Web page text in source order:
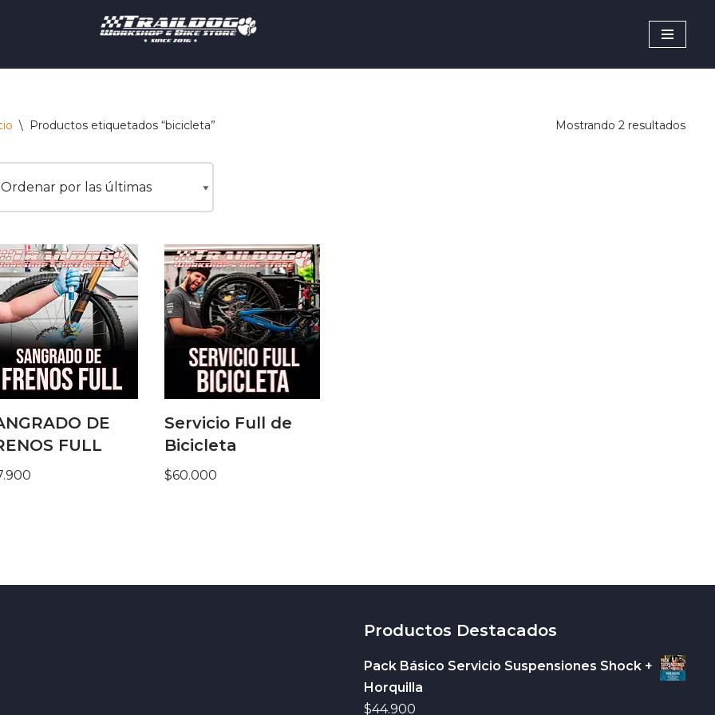
\ Productos etiquetados “bicicleta” Mostrando 2 resultados
DE
FULL
Servicio Full de
Bicicleta
$60.000
Productos Destacados
Pack Básico Servicio Suspensiones Shock +
Horquilla
$44.900